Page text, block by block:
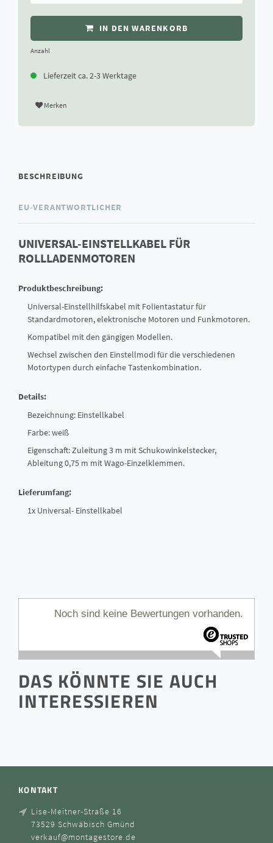
IN DEN WARENKORB
Anzahl
Lieferzeit ca. 2-3 Werktage
Merken
BESCHREIBUNG
EU-VERANTWORTLICHER
UNIVERSAL-EINSTELLKABEL FÜR
ROLLLADENMOTOREN
Produktbeschreibung:
Universal-Einstellhilfskabel mit Folientastatur für
Standardmotoren, elektronische Motoren und Funkmotoren.
Kompatibel mit den gängigen Modellen.
Wechsel zwischen den Einstellmodi für die verschiedenen
Motortypen durch einfache Tastenkombination.
Details:
Bezeichnung: Einstellkabel
Farbe: weiß
Eigenschaft: Zuleitung 3 m mit Schukowinkelstecker,
Ableitung 0,75 m mit Wago-Einzelklemmen.
Lieferumfang:
1x Universal- Einstellkabel
Noch sind keine Bewertungen vorhanden.
DAS KÖNNTE SIE AUCH
INTERESSIEREN
KONTAKT
Lise-Meitner-Straße 16
73529 Schwäbisch Gmünd
verkauf@montagestore.de